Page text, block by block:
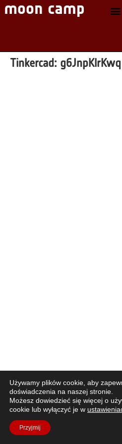
Tinkercad: g6JnpKlrKwq
Używamy plików cookie, aby
doświadczenia na naszej stronie.
Możesz dowiedzieć się więcej o
cookie lub wyłączyć je w
Przyjmij